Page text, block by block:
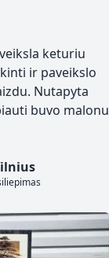
keturiu
ir paveikslo
Nutapyta
buvo malonu